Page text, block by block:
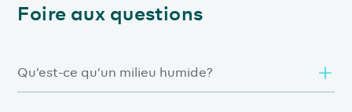
Foire aux questions
Qu’est-ce qu’un milieu humide?